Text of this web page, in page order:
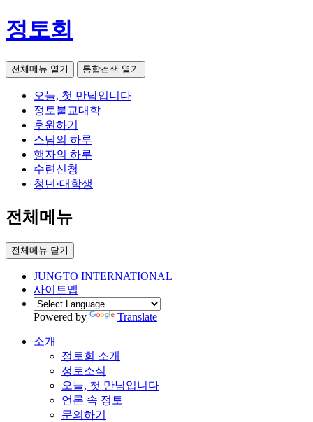
정토회
전체메뉴 열기 통합검색 열기
오늘, 첫 만남입니다
정토불교대학
후원하기
스님의 하루
행자의 하루
수련신청
청년·대학생
전체메뉴
전체메뉴 닫기
JUNGTO INTERNATIONAL
사이트맵
Powered by Translate
소개
정토회 소개
정토소식
오늘, 첫 만남입니다
언론 속 정토
문의하기